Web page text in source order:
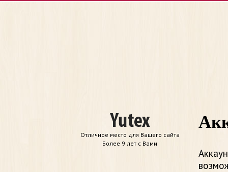
Отличное место для Вашего сайта
Более 9 лет с Вами